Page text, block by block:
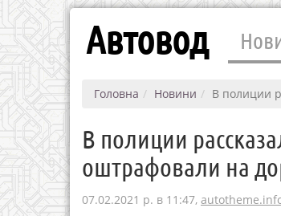
Автовод
Головна Новини В полиции
В полиции
оштрафовали на
07.02.2021 р. в 11:47,